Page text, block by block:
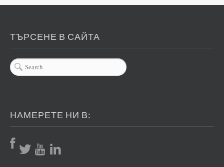
ТЪРСЕНЕ В САЙТА
НАМЕРЕТЕ НИ В: